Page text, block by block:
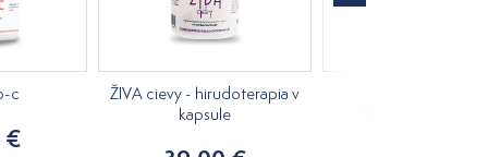
c
€
ŽIVA cievy - hirudoterapia v
kapsule